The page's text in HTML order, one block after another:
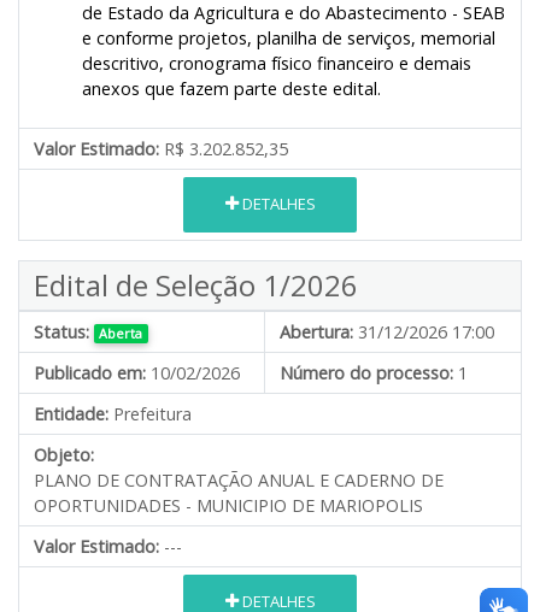
de Estado da Agricultura e do Abastecimento - SEAB
e conforme projetos, planilha de serviços, memorial
descritivo, cronograma físico financeiro e demais
anexos que fazem parte deste edital.
Valor Estimado: R$ 3.202.852,35
DETALHES
Edital de Seleção 1/2026
Status: Aberta Abertura: 31/12/2026 17:00
Publicado em: 10/02/2026 Número do processo: 1
Entidade: Prefeitura
Objeto:
PLANO DE CONTRATAÇÃO ANUAL E CADERNO DE
OPORTUNIDADES - MUNICIPIO DE MARIOPOLIS
Valor Estimado: ---
DETALHES